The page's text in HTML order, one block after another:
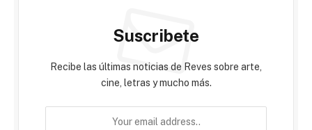
Suscribete
Recibe las últimas noticias de Reves sobre arte,
cine, letras y mucho más.